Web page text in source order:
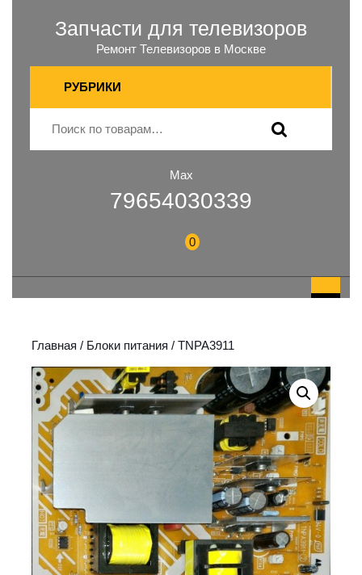
Запчасти для телевизоров
Ремонт Телевизоров в Москве
РУБРИКИ
Max
79654030339
0
Главная / Блоки питания / TNPA3911